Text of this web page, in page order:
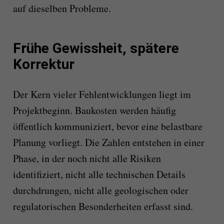
auf dieselben Probleme.
Frühe Gewissheit, spätere
Korrektur
Der Kern vieler Fehlentwicklungen liegt im
Projektbeginn. Baukosten werden häufig
öffentlich kommuniziert, bevor eine belastbare
Planung vorliegt. Die Zahlen entstehen in einer
Phase, in der noch nicht alle Risiken
identifiziert, nicht alle technischen Details
durchdrungen, nicht alle geologischen oder
regulatorischen Besonderheiten erfasst sind.